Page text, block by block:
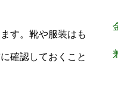
す。靴や服装はも
確認しておくこと